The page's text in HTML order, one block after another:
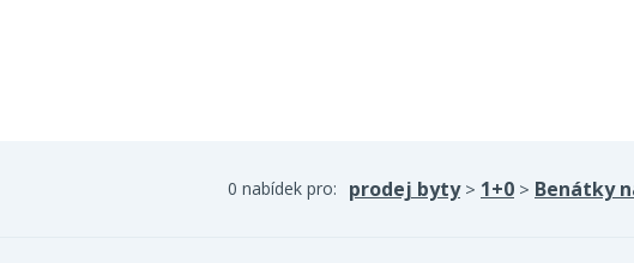
0 nabídek pro: prodej byty> 1+0 > Benátky